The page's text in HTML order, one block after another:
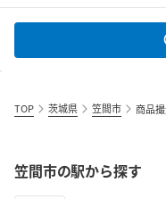
TOP 茨城県 笠間市 商品
笠間市の駅から探す